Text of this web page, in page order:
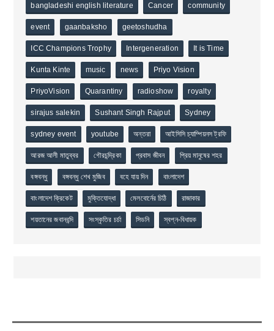
bangladeshi english literature Cancer community
event gaanbaksho geetoshudha
ICC Champions Trophy Intergeneration It is Time
Kunta Kinte music news Priyo Vision
PriyoVision Quarantiny radioshow royalty
sirajus salekin Sushant Singh Rajput Sydney
sydney event youtube অন্তরা আইসিসি চ্যাম্পিয়নস ট্রফি
আরজ আলী মাতুব্বর গৌরচন্দ্রিকা প্রবাস জীবন প্রিয় মানুষের শহর
বঙ্গবন্ধু বঙ্গবন্ধু শেখ মুজিব বহে যায় দিন বাংলাদেশ
বাংলাদেশ ক্রিকেট মুক্তিযোদ্ধা মেলবোর্নের চিঠি রাজাকার
শয়তানের জবানবন্দি সংস্কৃতির চর্চা সিডনি স্বপ্ন-বিধায়ক